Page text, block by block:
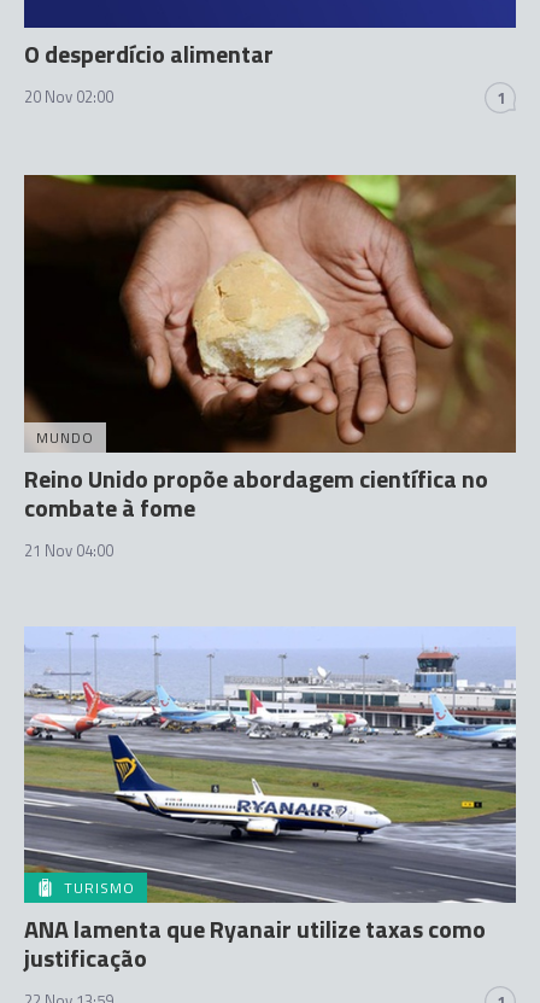
O desperdício alimentar
20 Nov 02:00 1
MUNDO
Reino Unido propõe abordagem científica no
combate à fome
21 Nov 04:00
TURISMO
ANA lamenta que Ryanair utilize taxas como
justificação